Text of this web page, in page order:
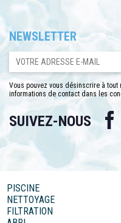
NEWSLETTER
Vous pouvez vous désinscrire à
informations de contact dans les
SUIVEZ-NOUS
PISCINE
NETTOYAGE
FILTRATION